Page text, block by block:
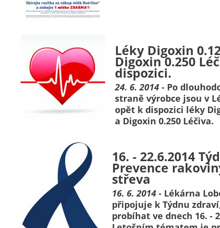
Léky Digoxin
Digoxin 0.250
dispozici.
24. 6. 2014 - Po
straně výrobce jsou v
opět k dispozici léky
a Digoxin 0.250 Léčiva.
16. - 22.6.2014
Prevence
střeva
16. 6. 2014 - Lékárna
připojuje k Týdnu
probíhat ve dnech 16. -